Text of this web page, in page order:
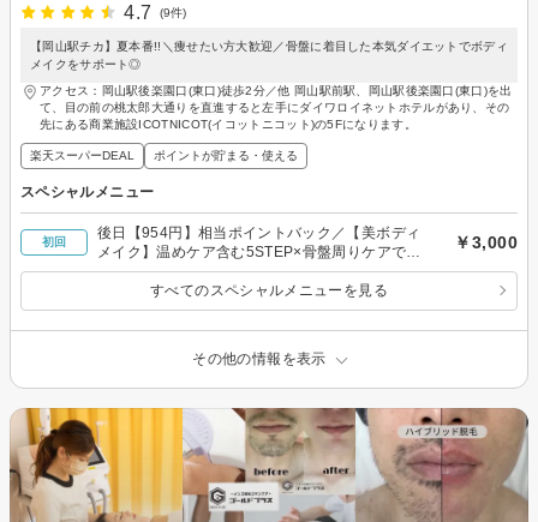
4.7
(9件)
【岡山駅チカ】夏本番!!＼痩せたい方大歓迎／骨盤に着目した本気ダイエットでボディ
メイクをサポート◎
アクセス：岡山駅後楽園口(東口)徒歩2分／他 岡山駅前駅、岡山駅後楽園口(東口)を出
て、目の前の桃太郎大通りを直進すると左手にダイワロイネットホテルがあり、その
先にある商業施設ICOTNICOT(イコットニコット)の5Fになります。
楽天スーパーDEAL ポイントが貯まる・使える
スペシャルメニュー
初回
後日【954円】相当ポイントバック／【美ボディ
メイク】温めケア含む5STEP×骨盤周りケアでス
ッキリ！代謝サポート◎80分￥3000
￥3,000
すべてのスペシャルメニューを見る
その他の情報を表示